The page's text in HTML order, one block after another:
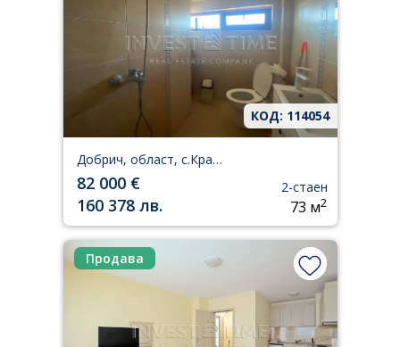
КОД: 114054
Добрич, област, с.Кранево
82 000 €
160 378 лв.
2-стаен
73 м2
Продава